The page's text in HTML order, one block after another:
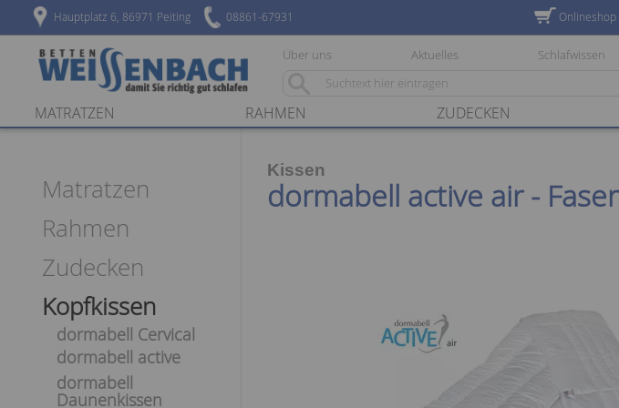
Hauptplatz 6, 86971 Peiting 08861-67931 Onlineshop
Über uns Aktuelles Schlafwissen
MATRATZEN RAHMEN ZUDECKEN
Matratzen
Rahmen
Zudecken
Kopfkissen
dormabell Cervical
dormabell active
dormabell
Daunenkissen
Kissen
dormabell active air - Faser